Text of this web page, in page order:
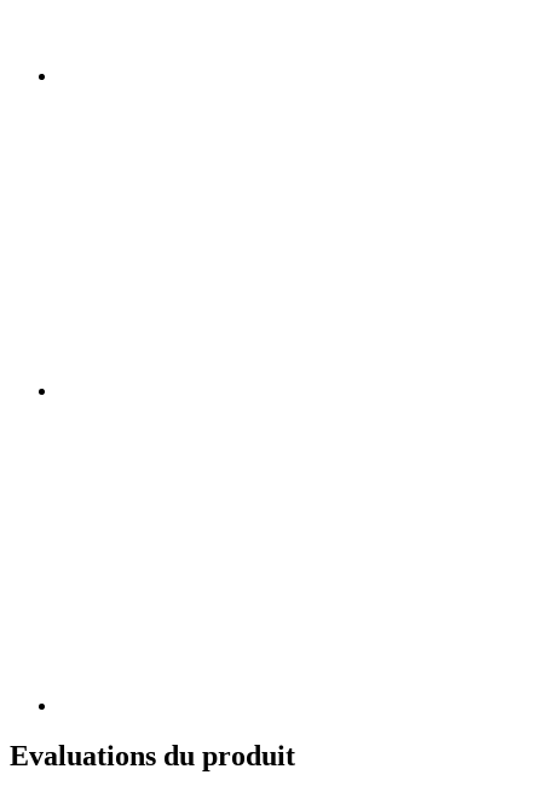
Evaluations du produit